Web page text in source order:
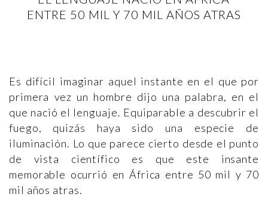
ENTRE 50 MIL Y 70 MIL AÑOS ATRAS
Es difícil imaginar aquel instante en el que por
primera vez un hombre dijo una palabra, en el
que nació el lenguaje. Equiparable a descubrir el
fuego, quizás haya sido una especie de
iluminación. Lo que parece cierto desde el punto
de vista científico es que este insante
memorable ocurrió en África entre 50 mil y 70
mil años atras.